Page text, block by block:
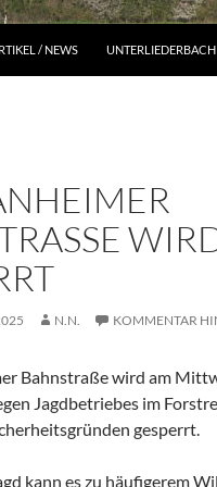
/ NEWS UNTERLIEDERBACH
WIRD
N.N. KOMMENTAR
Bahnstraße wird am
Jagdbetriebes im
gesperrt.
kann es zu häufigerem